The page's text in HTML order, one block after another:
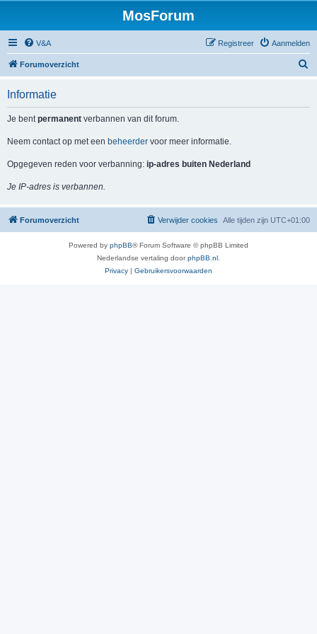
MosForum
V&A Aanmelden
Registreer
Forumoverzicht
Informatie
Je bentpermanent verbannen van dit forum.
Neem contact op met een beheerder voor meer informatie.
Opgegeven reden voor verbanning: ip-adres buiten Nederland
Je IP-adres is verbannen.
Forumoverzicht Alle tijden zijn UTC+01:00
Verwijder cookies
Powered by phpBB® Forum Software © phpBB Limited
Nederlandse vertaling doorphpBB.nl
Privacy | Gebruikersvoorwaarden